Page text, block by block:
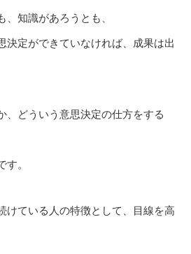
知識があろうとも、
決定ができていなければ、成果は出
、どういう意思決定の仕方をする
す。
けている人の特徴として、目線を高